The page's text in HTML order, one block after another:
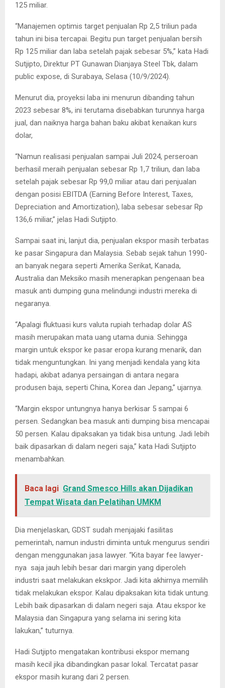
125 miliar.
“Manajemen optimis target penjualan Rp 2,5 triliun pada
tahun ini bisa tercapai. Begitu pun target penjualan bersih
Rp 125 miliar dan laba setelah pajak sebesar 5%,” kata Hadi
Sutjipto, Direktur PT Gunawan Dianjaya Steel Tbk, dalam
public expose, di Surabaya, Selasa (10/9/2024).
Menurut dia, proyeksi laba ini menurun dibanding tahun
2023 sebesar 8%, ini terutama disebabkan turunnya harga
jual, dan naiknya harga bahan baku akibat kenaikan kurs
dolar,
“Namun realisasi penjualan sampai Juli 2024, perseroan
berhasil meraih penjualan sebesar Rp 1,7 triliun, dan laba
setelah pajak sebesar Rp 99,0 miliar atau dari penjualan
dengan posisi EBITDA (Earning Before Interest, Taxes,
Depreciation and Amortization), laba sebesar sebesar Rp
136,6 miliar,” jelas Hadi Sutjipto.
Sampai saat ini, lanjut dia, penjualan ekspor masih terbatas
ke pasar Singapura dan Malaysia. Sebab sejak tahun 1990-
an banyak negara seperti Amerika Serikat, Kanada,
Australia dan Meksiko masih menerapkan pengenaan bea
masuk anti dumping guna melindungi industri mereka di
negaranya.
“Apalagi fluktuasi kurs valuta rupiah terhadap dolar AS
masih merupakan mata uang utama dunia. Sehingga
margin untuk ekspor ke pasar eropa kurang menarik, dan
tidak menguntungkan. Ini yang menjadi kendala yang kita
hadapi, akibat adanya persaingan di antara negara
produsen baja, seperti China, Korea dan Jepang,” ujarnya.
“Margin ekspor untungnya hanya berkisar 5 sampai 6
persen. Sedangkan bea masuk anti dumping bisa mencapai
50 persen. Kalau dipaksakan ya tidak bisa untung. Jadi lebih
baik dipasarkan di dalam negeri saja,” kata Hadi Sutjipto
menambahkan.
Baca lagi Grand Smesco Hills akan Dijadikan
Tempat Wisata dan Pelatihan UMKM
Dia menjelaskan, GDST sudah menjajaki fasilitas
pemerintah, namun industri diminta untuk mengurus sendiri
dengan menggunakan jasa lawyer. “Kita bayar fee lawyer-
nya saja jauh lebih besar dari margin yang diperoleh
industri saat melakukan ekskpor. Jadi kita akhirnya memilih
tidak melakukan ekspor. Kalau dipaksakan kita tidak untung.
Lebih baik dipasarkan di dalam negeri saja. Atau ekspor ke
Malaysia dan Singapura yang selama ini sering kita
lakukan,” tuturnya.
Hadi Sutjipto mengatakan kontribusi ekspor memang
masih kecil jika dibandingkan pasar lokal. Tercatat pasar
ekspor masih kurang dari 2 persen.